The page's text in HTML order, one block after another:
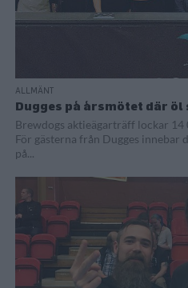
ALLMÄNT
Dugges på årsmötet där öl
Brewdogs aktieägarträff lockar
För gästerna från Dugges innebar
på...